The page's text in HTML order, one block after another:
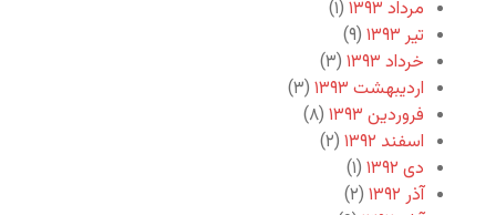
مرداد ۱۳۹۳
(۱)
تیر ۱۳۹۳
(۹)
خرداد ۱۳۹۳
(۳)
اردیبهشت ۱۳۹۳
(۳)
فروردین ۱۳۹۳
(۸)
اسفند ۱۳۹۲
(۲)
دی ۱۳۹۲
(۱)
آذر ۱۳۹۲
(۲)